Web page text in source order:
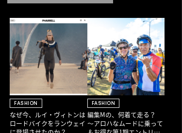
FASHION
なぜ今、ルイ・ヴィトンは
ロードバイクをランウェイ
FASHION
編集Mの、何着て走る？
〜アロハなムードに乗って